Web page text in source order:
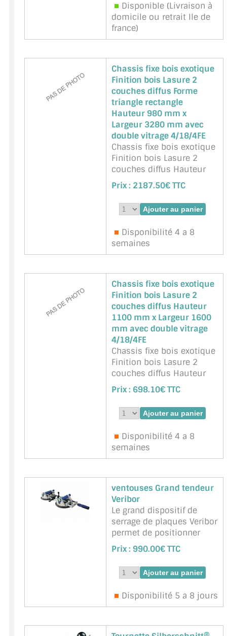
Disponible (Livraison à
domicile ou retrait Ile de
france)
Chassis fixe bois exotique
Finition bois Lasure 2
couches diffus Forme
triangle rectangle
Hauteur 980 mm x
Largeur 3280 mm avec
double vitrage 4/18/4FE
Chassis fixe bois exotique
Finition bois Lasure 2
couches diffus Hauteur
980 mm x Largeur 3280
mm avec double vitrage
4/18/4FE
Marque : BIGNON -
Prix : 2187.50€ TTC
Disponibilité 4 a 8
semaines
Chassis fixe bois exotique
Finition bois Lasure 2
couches diffus Hauteur
1100 mm x Largeur 1600
mm avec double vitrage
4/18/4FE
Chassis fixe bois exotique
Finition bois Lasure 2
couches diffus Hauteur
1100 mm x Largeur 1600
mm avec double vitrage
4/18/4FE
Marque : BIGNON -
Prix : 698.10€ TTC
Disponibilité 4 a 8
semaines
ventouses Grand tendeur
Veribor
Le grand dispositif de
serrage de plaques Veribor
permet de positionner
facilement et en toute
sécurité des composants
ou des plaques de grande
surface.
tendeur à ventouse
fermer de manière
Prix : 990.00€ TTC
Disponibilité 5 a 8 jours